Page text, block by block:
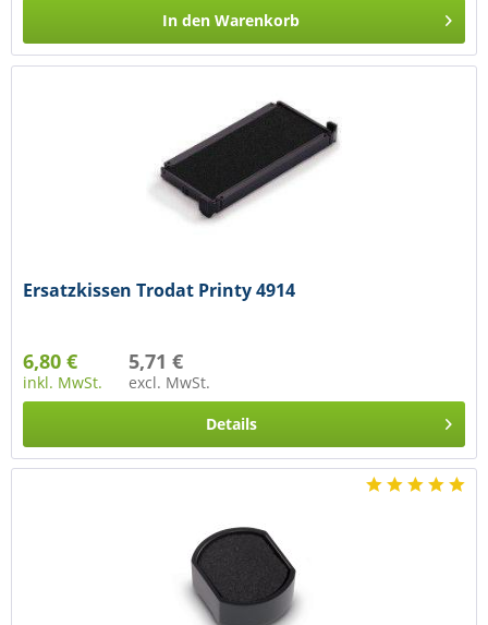
In den Warenkorb
Ersatzkissen Trodat Printy 4914
6,80 €
inkl. MwSt.
5,71 €
excl. MwSt.
Details